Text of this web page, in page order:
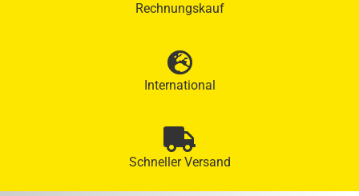
Rechnungskauf
International
Schneller Versand